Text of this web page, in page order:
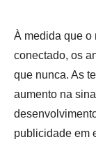
À medida que o
conectado, os
que nunca. As
aumento na
publicidade em